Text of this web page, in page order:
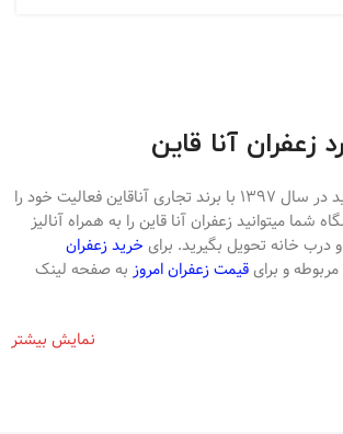
زعفران آنا قاین
شرکت کیمیا اختر سدید در سال 1397 با برند تجاری آناقاین فعالیت خود را
شما میتوانید زعفران آنا قاین را به همراه آنالیز
درب خانه تحویل بگیرید. برای خرید زعفران
و برایقیمت زعفران امروز به صفحه لینک
نمایش بیشتر